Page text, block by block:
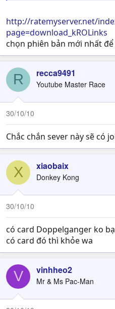
http://ratemyserver.net/
page=download_kROLinks
chọn phiên bản mới nhất
R recca9491
Youtube Master Race
30/10/10
Chắc chắn sever này sẽ có
X xiaobaix
Donkey Kong
30/10/10
có card Doppelganger ko
có card đó thì khỏe wa
V vinhheo2
Mr & Ms Pac-Man